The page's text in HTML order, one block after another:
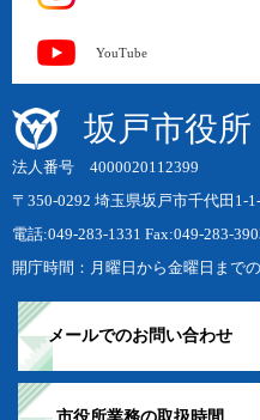
YouTube
坂戸市役所
法人番号 4000020112399
〒350-0292 埼玉県坂戸市千代田1-
電話:049-283-1331 Fax:049-283-
開庁時間：月曜日から金曜日まで
メールでのお問い合わせ